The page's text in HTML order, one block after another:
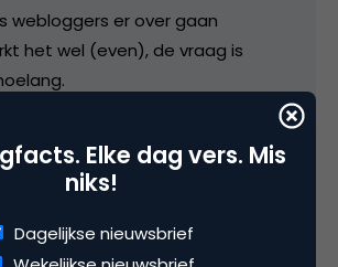
webloggers er over gaan
het wel (even), de vraag is
2005 om 15:03Elke dag vers. Mis
niks!
Dagelijkse nieuwsbrief